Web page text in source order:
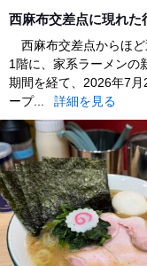
西麻布交差点に現れ
西麻布交差点からほど
1階に、家系ラーメンの
期間を経て、2026年7
ープ...
詳細を見る